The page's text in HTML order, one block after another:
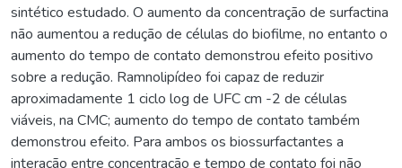
sintético estudado. O aumento da concentração de surfactina
não aumentou a redução de células do biofilme, no entanto o
aumento do tempo de contato demonstrou efeito positivo
sobre a redução. Ramnolipídeo foi capaz de reduzir
aproximadamente 1 ciclo log de UFC cm -2 de células
viáveis, na CMC; aumento do tempo de contato também
demonstrou efeito. Para ambos os biossurfactantes a
interação entre concentração e tempo de contato foi não